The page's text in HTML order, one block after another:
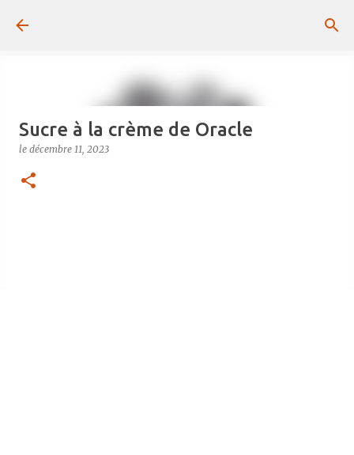
Sucre à la crème de Oracle
le décembre 11, 2023